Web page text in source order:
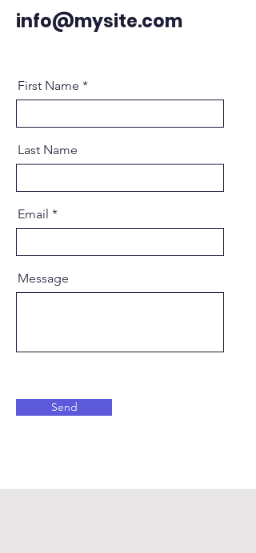
info@mysite.com
First Name
Last Name
Email
Message
Send